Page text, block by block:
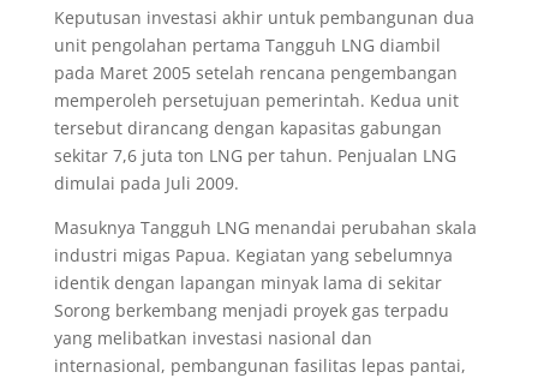
Keputusan investasi akhir untuk pembangunan dua
unit pengolahan pertama Tangguh LNG diambil
pada Maret 2005 setelah rencana pengembangan
memperoleh persetujuan pemerintah. Kedua unit
tersebut dirancang dengan kapasitas gabungan
sekitar 7,6 juta ton LNG per tahun. Penjualan LNG
dimulai pada Juli 2009.
Masuknya Tangguh LNG menandai perubahan skala
industri migas Papua. Kegiatan yang sebelumnya
identik dengan lapangan minyak lama di sekitar
Sorong berkembang menjadi proyek gas terpadu
yang melibatkan investasi nasional dan
internasional, pembangunan fasilitas lepas pantai,